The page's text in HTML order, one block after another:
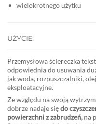
wielokrotnego użytku
UŻYCIE:
Przemysłowa ściereczka
odpowiednia do usuwania
jak woda, rozpuszczalniki,
eksploatacyjne.
Ze względu na swoją
dobrze nadaje siędo
powierzchni z zabrudzeń, na